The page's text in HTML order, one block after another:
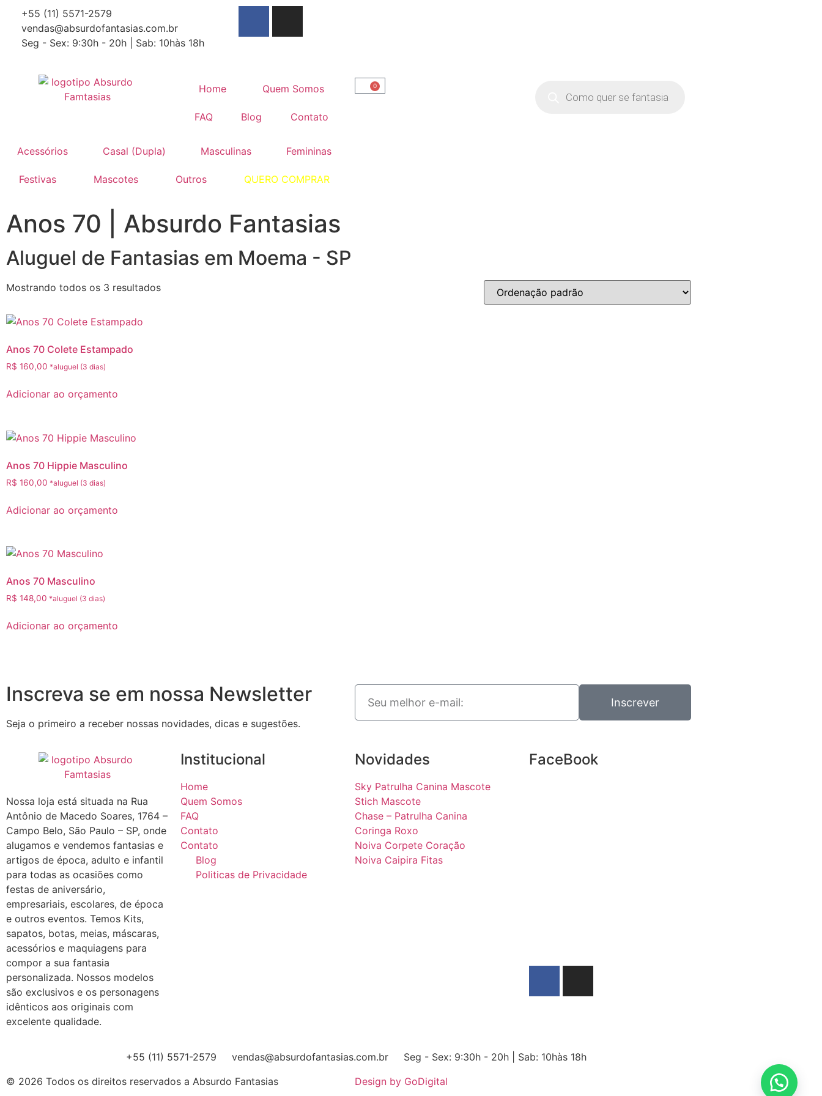
+55 (11) 5571-2579
vendas@absurdofantasias.com.br
Seg - Sex: 9:30h - 20h | Sab: 10hàs 18h
Home Quem Somos
FAQ Blog Contato
0
Acessórios Casal (Dupla) Masculinas Femininas
Festivas Mascotes Outros QUERO COMPRAR
Anos 70 | Absurdo Fantasias
Aluguel de Fantasias em Moema - SP
Mostrando todos os 3 resultados
Anos 70 Colete Estampado
R$ 160,00
Adicionar ao orçamento
Anos 70 Hippie Masculino
R$ 160,00
Adicionar ao orçamento
Anos 70 Masculino
R$ 148,00
Adicionar ao orçamento
Inscreva se em nossa Newsletter
Seja o primeiro a receber nossas novidades, dicas e sugestões.
Inscrever
Nossa loja está situada na Rua
Antônio de Macedo Soares, 1764 –
Campo Belo, São Paulo – SP, onde
alugamos e vendemos fantasias e
artigos de época, adulto e infantil
para todas as ocasiões como
festas de aniversário,
empresariais, escolares, de época
e outros eventos. Temos Kits,
sapatos, botas, meias, máscaras,
acessórios e maquiagens para
compor a sua fantasia
personalizada. Nossos modelos
são exclusivos e os personagens
idênticos aos originais com
excelente qualidade.
Institucional
Home
Quem Somos
FAQ
Contato
Contato
Blog
Politicas de Privacidade
Novidades
Sky Patrulha Canina Mascote
Stich Mascote
Chase – Patrulha Canina
Coringa Roxo
Noiva Corpete Coração
Noiva Caipira Fitas
FaceBook
+55 (11) 5571-2579 vendas@absurdofantasias.com.br
Seg - Sex: 9:30h - 20h | Sab: 10hàs 18h
© 2026 Todos os direitos reservados a Absurdo Fantasias
Design by GoDigital